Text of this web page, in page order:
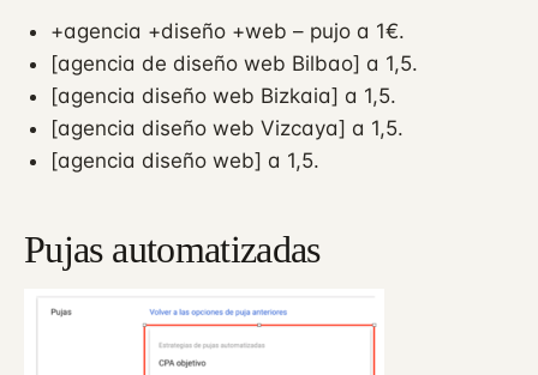
+agencia +diseño +web – pujo a 1€.
[agencia de diseño web Bilbao] a 1,5.
[agencia diseño web Bizkaia] a 1,5.
[agencia diseño web Vizcaya] a 1,5.
[agencia diseño web] a 1,5.
Pujas automatizadas